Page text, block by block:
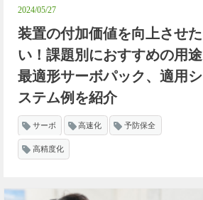
2024/05/27
装置の付加価値を向上させた
い！課題別におすすめの用途
最適形サーボパック、適用シ
ステム例を紹介
サーボ 高速化 予防保全
高精度化